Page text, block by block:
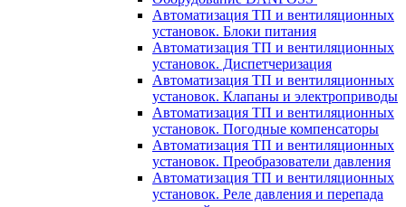
Автоматизация ТП и вентиляционных
установок. Блоки питания
Автоматизация ТП и вентиляционных
установок. Диспетчеризация
Автоматизация ТП и вентиляционных
установок. Клапаны и электроприводы
Автоматизация ТП и вентиляционных
установок. Погодные компенсаторы
Автоматизация ТП и вентиляционных
установок. Преобразователи давления
Автоматизация ТП и вентиляционных
установок. Реле давления и перепада